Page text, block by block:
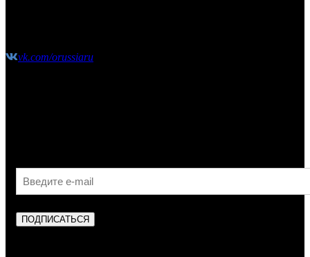
vk.com/orussiaru
ПОДПИСАТЬСЯ